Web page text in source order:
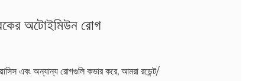
অটোইমিউন রোগ
এবং অন্যান্য রোগগুলি কভার করে, আমরা রডেন্ট/